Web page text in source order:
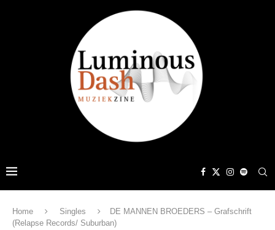
Home Singles
DE MANNEN BROEDERS – Grafschrift
(Relapse Records/ Suburban)